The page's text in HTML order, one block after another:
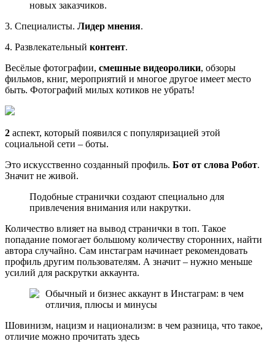
новых заказчиков.
3. Специалисты. Лидер мнения.
4. Развлекательный контент.
Весёлые фотографии, смешные видеоролики, обзоры
фильмов, книг, мероприятий и многое другое имеет место
быть. Фотографий милых котиков не убрать!
2 аспект, который появился с популяризацией этой
социальной сети – боты.
Это искусственно созданный профиль. Бот от слова Робот.
Значит не живой.
Подобные странички создают специально для
привлечения внимания или накрутки.
Количество влияет на вывод странички в топ. Такое
попадание помогает большому количеству сторонних, найти
автора случайно. Сам инстаграм начинает рекомендовать
профиль другим пользователям. А значит – нужно меньше
усилий для раскрутки аккаунта.
Обычный и бизнес аккаунт в Инстаграм: в чем
отличия, плюсы и минусы
Шовинизм, нацизм и национализм: в чем разница, что такое,
отличие можно прочитать здесь